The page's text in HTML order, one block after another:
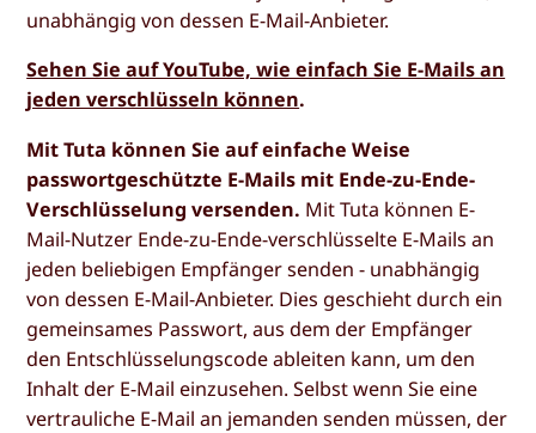
unabhängig von dessen E-Mail-Anbieter.
Sehen Sie auf YouTube, wie einfach Sie E-Mails an
jeden verschlüsseln können.
Mit Tuta können Sie auf einfache Weise
passwortgeschützte E-Mails mit Ende-zu-Ende-
Verschlüsselung versenden. Mit Tuta können E-
Mail-Nutzer Ende-zu-Ende-verschlüsselte E-Mails an
jeden beliebigen Empfänger senden - unabhängig
von dessen E-Mail-Anbieter. Dies geschieht durch ein
gemeinsames Passwort, aus dem der Empfänger
den Entschlüsselungscode ableiten kann, um den
Inhalt der E-Mail einzusehen. Selbst wenn Sie eine
vertrauliche E-Mail an jemanden senden müssen, der